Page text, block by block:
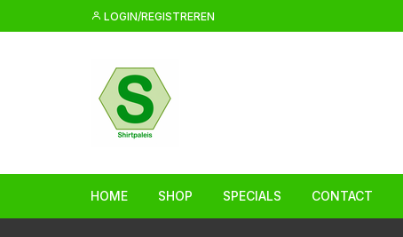
naar
LOGIN/REGISTREREN
HOME SHOP SPECIALS CONTACT